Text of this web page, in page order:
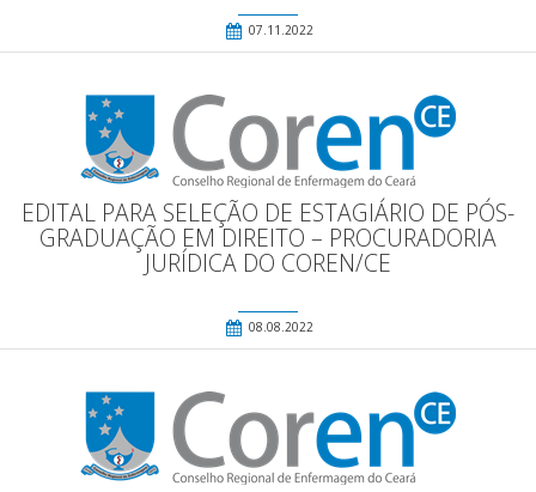
07.11.2022
EDITAL PARA SELEÇÃO DE ESTAGIÁRIO DE PÓS-
GRADUAÇÃO EM DIREITO – PROCURADORIA
JURÍDICA DO COREN/CE
08.08.2022